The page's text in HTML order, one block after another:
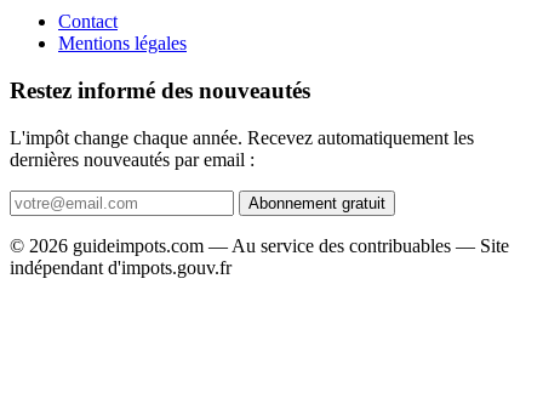
Contact
Mentions légales
Restez informé des nouveautés
L'impôt change chaque année. Recevez automatiquement les
dernières nouveautés par email :
Abonnement gratuit
© 2026 guideimpots.com — Au service des contribuables — Site
indépendant d'impots.gouv.fr